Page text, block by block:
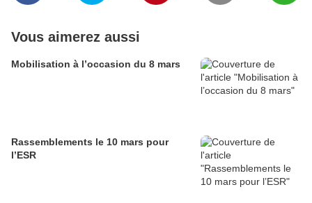
Vous aimerez aussi
Mobilisation à l’occasion du 8 mars
Rassemblements le 10 mars pour
l’ESR